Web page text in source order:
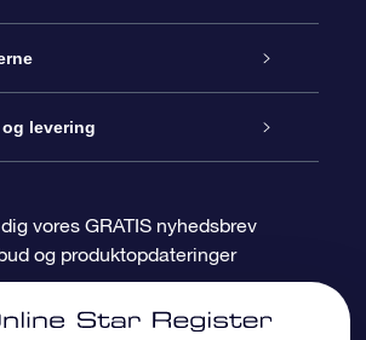
Stjerneside
Stars
levering
vores GRATIS nyhedsbrev
og produktopdateringer